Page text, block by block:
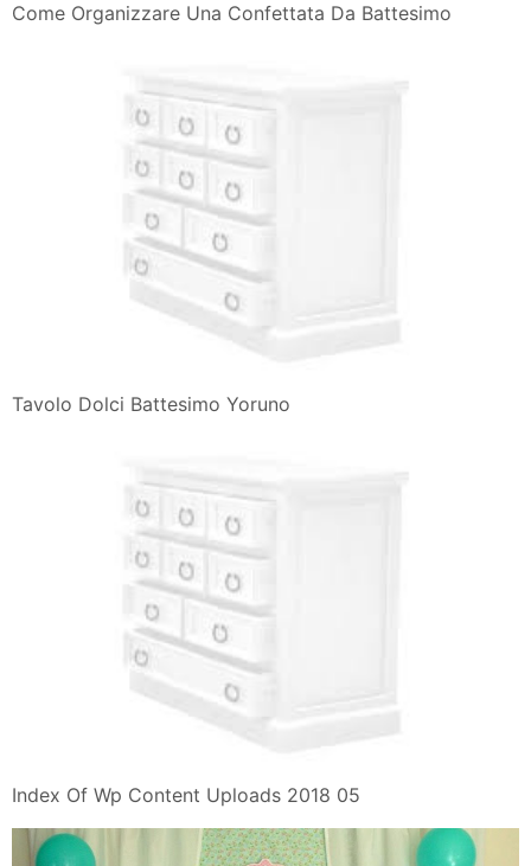
Come Organizzare Una Confettata Da Battesimo
Tavolo Dolci Battesimo Yoruno
Index Of Wp Content Uploads 2018 05